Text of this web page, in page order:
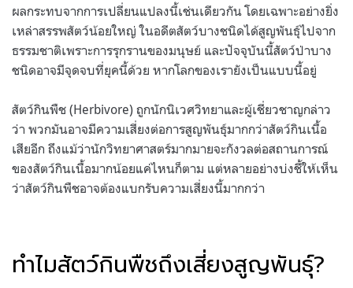
ผลกระทบจากการเปลี่ยนแปลงนี้เช่นเดียวกัน โดยเฉพาะอย่างยิ่ง
เหล่าสรรพสัตว์น้อยใหญ่ ในอดีตสัตว์บางชนิดได้สูญพันธุ์ไปจาก
ธรรมชาติเพราะการรุกรานของมนุษย์ และปัจจุบันนี้สัตว์ป่าบาง
ชนิดอาจมีจุดจบที่ยุคนี้ด้วย หากโลกของเรายังเป็นแบบนี้อยู่
สัตว์กินพืช (Herbivore) ถูกนักนิเวศวิทยาและผู้เชี่ยวชาญกล่าว
ว่า พวกมันอาจมีความเสี่ยงต่อการสูญพันธุ์มากกว่าสัตว์กินเนื้อ
เสียอีก ถึงแม้ว่านักวิทยาศาสตร์มากมายจะกังวลต่อสถานการณ์
ของสัตว์กินเนื้อมากน้อยแค่ไหนก็ตาม แต่หลายอย่างบ่งชี้ให้เห็น
ว่าสัตว์กินพืชอาจต้องแบกรับความเสี่ยงนี้มากกว่า
ทำไมสัตว์กินพืชถึงเสี่ยงสูญพันธุ์?